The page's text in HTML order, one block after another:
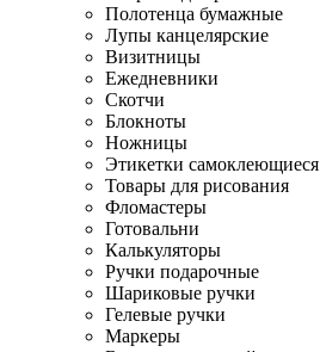
Полотенца бумажные
Лупы канцелярские
Визитницы
Ежедневники
Скотчи
Блокноты
Ножницы
Этикетки самоклеющиеся
Товары для рисования
Фломастеры
Готовальни
Калькуляторы
Ручки подарочные
Шариковые ручки
Гелевые ручки
Маркеры